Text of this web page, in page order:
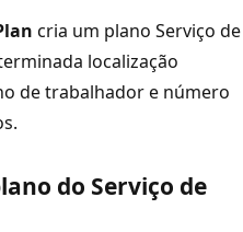
cria um plano Serviço de
localização
de trabalhador e número
do Serviço de